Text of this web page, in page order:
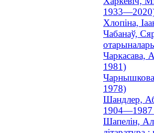
Хлопіна,
Чабанаў,
Чаркасава,
1981)
1978)
Шандлер,
1904—1987
Шапелін,